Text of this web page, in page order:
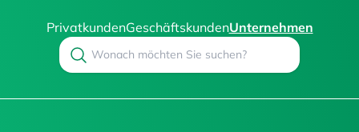
PrivatkundenGeschäftskundenUnternehmen
Search